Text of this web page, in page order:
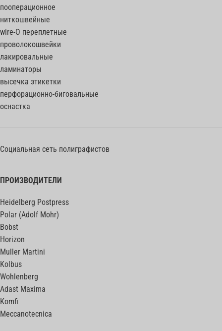
пооперационное
ниткошвейные
wire-O переплетные
проволокошвейки
лакировальные
ламинаторы
высечка этикетки
перфорационно-биговальные
оснастка
Социальная сеть полиграфистов
ПРОИЗВОДИТЕЛИ
Heidelberg Postpress
Polar (Adolf Mohr)
Bobst
Horizon
Muller Martini
Kolbus
Wohlenberg
Adast Maxima
Komfi
Meccanotecnica